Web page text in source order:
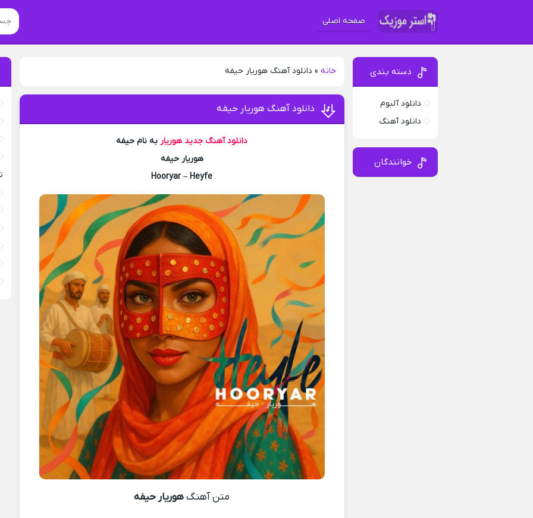
صفحه اصلی
خانه » دانلود آهنگ هوریار حیفه
دانلود آهنگ هوریار حیفه
دانلود آهنگ جدید هوریاربه نام حیفه
هوریار حیفه
Hooryar – Heyfe
متن آهنگهوریار حیفه
دسته بندی
دانلود آلبوم
دانلود آهنگ
خوانندگان